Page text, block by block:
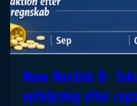
Novo Nordisk B-
opfølgning efter